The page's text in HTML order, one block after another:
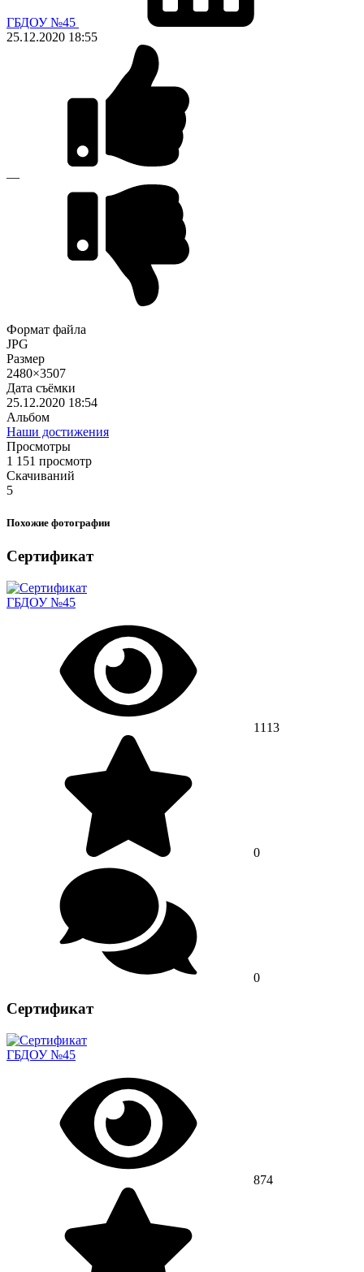
ГБДОУ №45
25.12.2020 18:55
—
Формат файла
JPG
Размер
2480×3507
Дата съёмки
25.12.2020 18:54
Альбом
Наши достижения
Просмотры
1 151 просмотр
Скачиваний
5
Похожие фотографии
Сертификат
ГБДОУ №45
1113
0
0
Сертификат
ГБДОУ №45
874